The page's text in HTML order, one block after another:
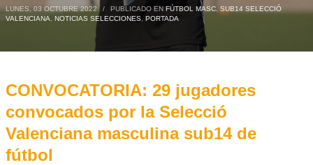
LUNES, 03 OCTUBRE 2022 / PUBLICADO EN FÚTBOL MASC. SUB14 SELECCIÓ
VALENCIANA
NOTICIAS SELECCIONES, PORTADA
CONVOCATORIA: 29 jugadores
convocados por la Selecció
Valenciana masculina sub14 de
fútbol